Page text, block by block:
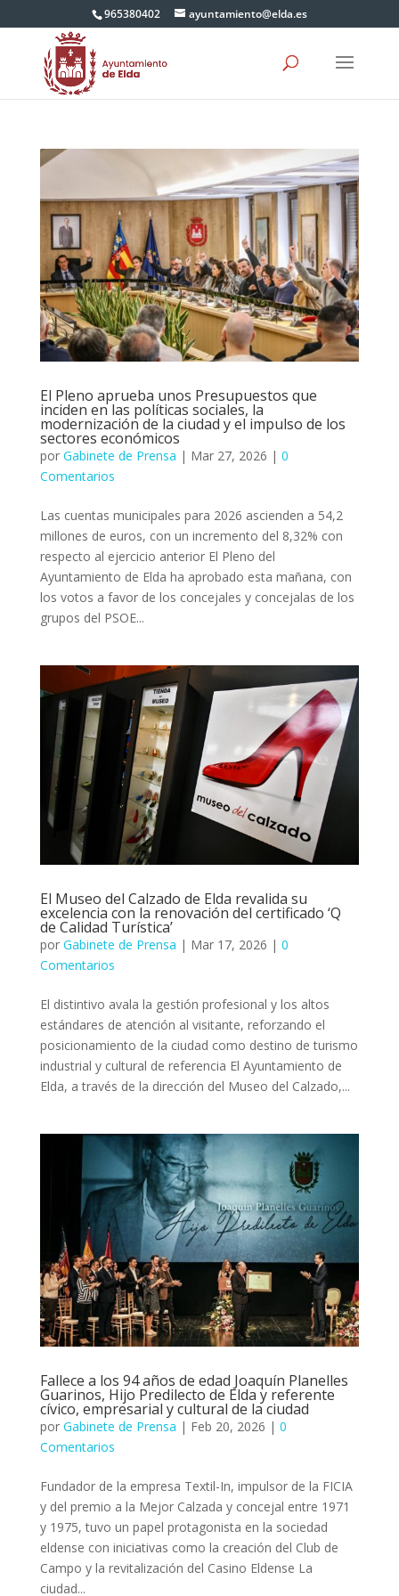
965380402 ayuntamiento@elda.es
El Pleno aprueba unos Presupuestos que
inciden en las políticas sociales, la
modernización de la ciudad y el impulso de los
sectores económicos
por Gabinete de Prensa | Mar 27, 2026 | 0
Comentarios
Las cuentas municipales para 2026 ascienden a 54,2
millones de euros, con un incremento del 8,32% con
respecto al ejercicio anterior El Pleno del
Ayuntamiento de Elda ha aprobado esta mañana, con
los votos a favor de los concejales y concejalas de los
grupos del PSOE...
El Museo del Calzado de Elda revalida su
excelencia con la renovación del certificado ‘Q
de Calidad Turística’
por Gabinete de Prensa | Mar 17, 2026 | 0
Comentarios
El distintivo avala la gestión profesional y los altos
estándares de atención al visitante, reforzando el
posicionamiento de la ciudad como destino de turismo
industrial y cultural de referencia El Ayuntamiento de
Elda, a través de la dirección del Museo del Calzado,...
Fallece a los 94 años de edad Joaquín Planelles
Guarinos, Hijo Predilecto de Elda y referente
cívico, empresarial y cultural de la ciudad
por Gabinete de Prensa | Feb 20, 2026 | 0
Comentarios
Fundador de la empresa Textil-In, impulsor de la FICIA
y del premio a la Mejor Calzada y concejal entre 1971
y 1975, tuvo un papel protagonista en la sociedad
eldense con iniciativas como la creación del Club de
Campo y la revitalización del Casino Eldense La
ciudad...